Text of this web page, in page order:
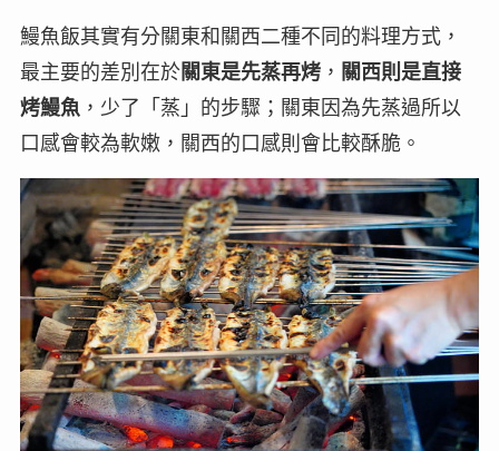
鰻魚飯其實有分關東和關西二種不同的料理方式，
最主要的差別在於關東是先蒸再烤， 關西則是直接
烤鰻魚 ，少了「蒸」的步驟；關東因為先蒸過所以
口感會較為軟嫩，關西的口感則會比較酥脆。